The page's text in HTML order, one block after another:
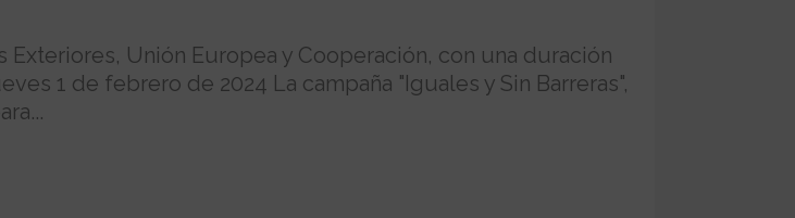
Unión Europea y Cooperación, con una duración
1 de febrero de 2024 La campaña "Iguales y Sin Barreras",